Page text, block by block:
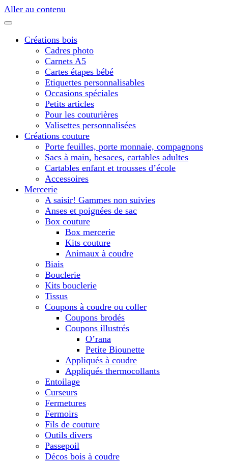
Aller au contenu
Créations bois
Cadres photo
Carnets A5
Cartes étapes bébé
Etiquettes personnalisables
Occasions spéciales
Petits articles
Pour les couturières
Valisettes personnalisées
Créations couture
Porte feuilles, porte monnaie, compagnons
Sacs à main, besaces, cartables adultes
Cartables enfant et trousses d’école
Accessoires
Mercerie
A saisir! Gammes non suivies
Anses et poignées de sac
Box couture
Box mercerie
Kits couture
Animaux à coudre
Biais
Bouclerie
Kits bouclerie
Tissus
Coupons à coudre ou coller
Coupons brodés
Coupons illustrés
O’rana
Petite Biounette
Appliqués à coudre
Appliqués thermocollants
Entoilage
Curseurs
Fermetures
Fermoirs
Fils de couture
Outils divers
Passepoil
Décos bois à coudre